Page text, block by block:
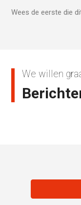
Wees de eerste die
We willen